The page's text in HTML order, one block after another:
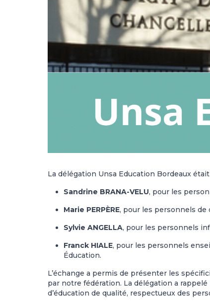
La délégation Unsa Education Bordeaux
Sandrine BRANA-VELU, pour les
Marie PERPÈRE, pour les personnels de
Sylvie ANGELLA, pour les personnels
Franck HIALE, pour les personnels
Éducation.
L’échange a permis de présenter les
par notre fédération. La délégation a
d’éducation de qualité, respectueux des